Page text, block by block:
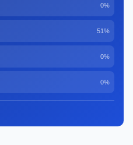
0%
51%
0%
0%